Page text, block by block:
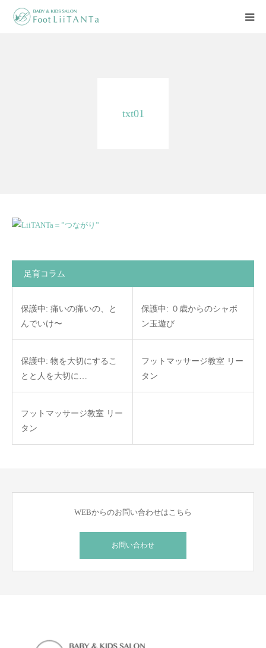
txt01
足育コラム
保護中: 痛いの痛いの、と
んでいけ〜
保護中: ０歳からのシャボ
ン玉遊び
保護中: 物を大切にするこ
とと人を大切に…
フットマッサージ教室 リー
タン
フットマッサージ教室 リー
タン
WEBからのお問い合わせはこちら
お問い合わせ